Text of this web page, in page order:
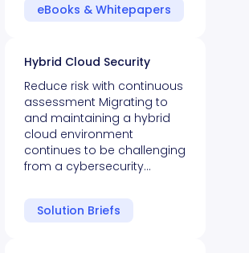
eBooks & Whitepapers
Hybrid Cloud Security
Reduce risk with continuous
assessment Migrating to
and maintaining a hybrid
cloud environment
continues to be challenging
from a cybersecurity…
Solution Briefs